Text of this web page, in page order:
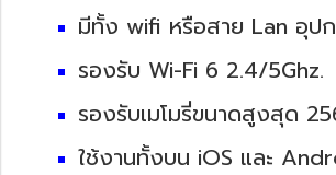
มีทั้ง wifi หรือสาย Lan อุป
รองรับ Wi-Fi 6 2.4/5Ghz.
รองรับเมโมรี่ขนาดสูงสุด
ใช้งานทั้งบน iOS และ